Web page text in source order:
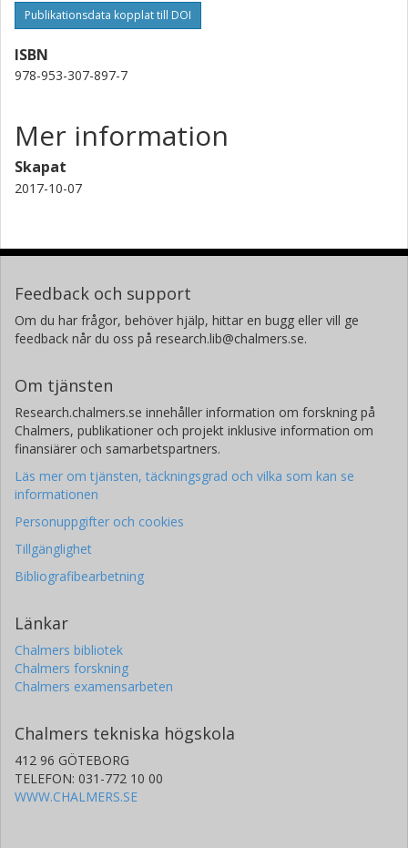
Publikationsdata kopplat till DOI
ISBN
978-953-307-897-7
Mer information
Skapat
2017-10-07
Feedback och support
Om du har frågor, behöver hjälp, hittar en bugg eller vill ge
feedback når du oss på research.lib@chalmers.se.
Om tjänsten
Research.chalmers.se innehåller information om forskning på
Chalmers, publikationer och projekt inklusive information om
finansiärer och samarbetspartners.
Läs mer om tjänsten, täckningsgrad och vilka som kan se
informationen
Personuppgifter och cookies
Tillgänglighet
Bibliografibearbetning
Länkar
Chalmers bibliotek
Chalmers forskning
Chalmers examensarbeten
Chalmers tekniska högskola
412 96 GÖTEBORG
TELEFON: 031-772 10 00
WWW.CHALMERS.SE